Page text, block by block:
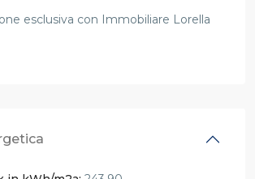
esclusiva con Immobiliare Lorella